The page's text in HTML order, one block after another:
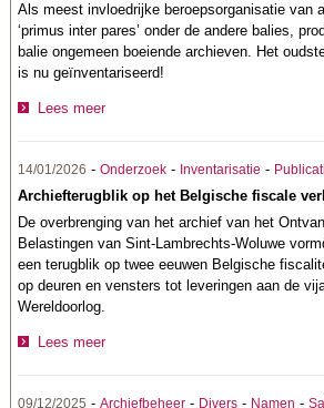
Als meest invloedrijke beroepsorganisatie van
‘primus inter pares’ onder de andere balies,
balie ongemeen boeiende archieven. Het
is nu geïnventariseerd!
Lees meer
14/01/2026 -Onderzoek - Inventarisatie -
Archiefterugblik op het Belgische fiscale
De overbrenging van het archief van het
Belastingen van Sint-Lambrechts-Woluwe
een terugblik op twee eeuwen Belgische
op deuren en vensters tot leveringen aan de
Wereldoorlog.
Lees meer
09/12/2025 -Archiefbeheer - Divers - Namen -